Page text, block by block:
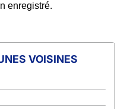
enregistré.
VOISINES